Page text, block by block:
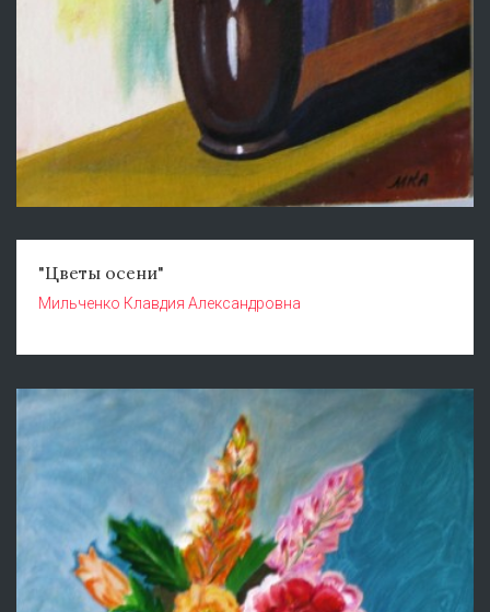
"Цветы осени"
Мильченко Клавдия Александровна